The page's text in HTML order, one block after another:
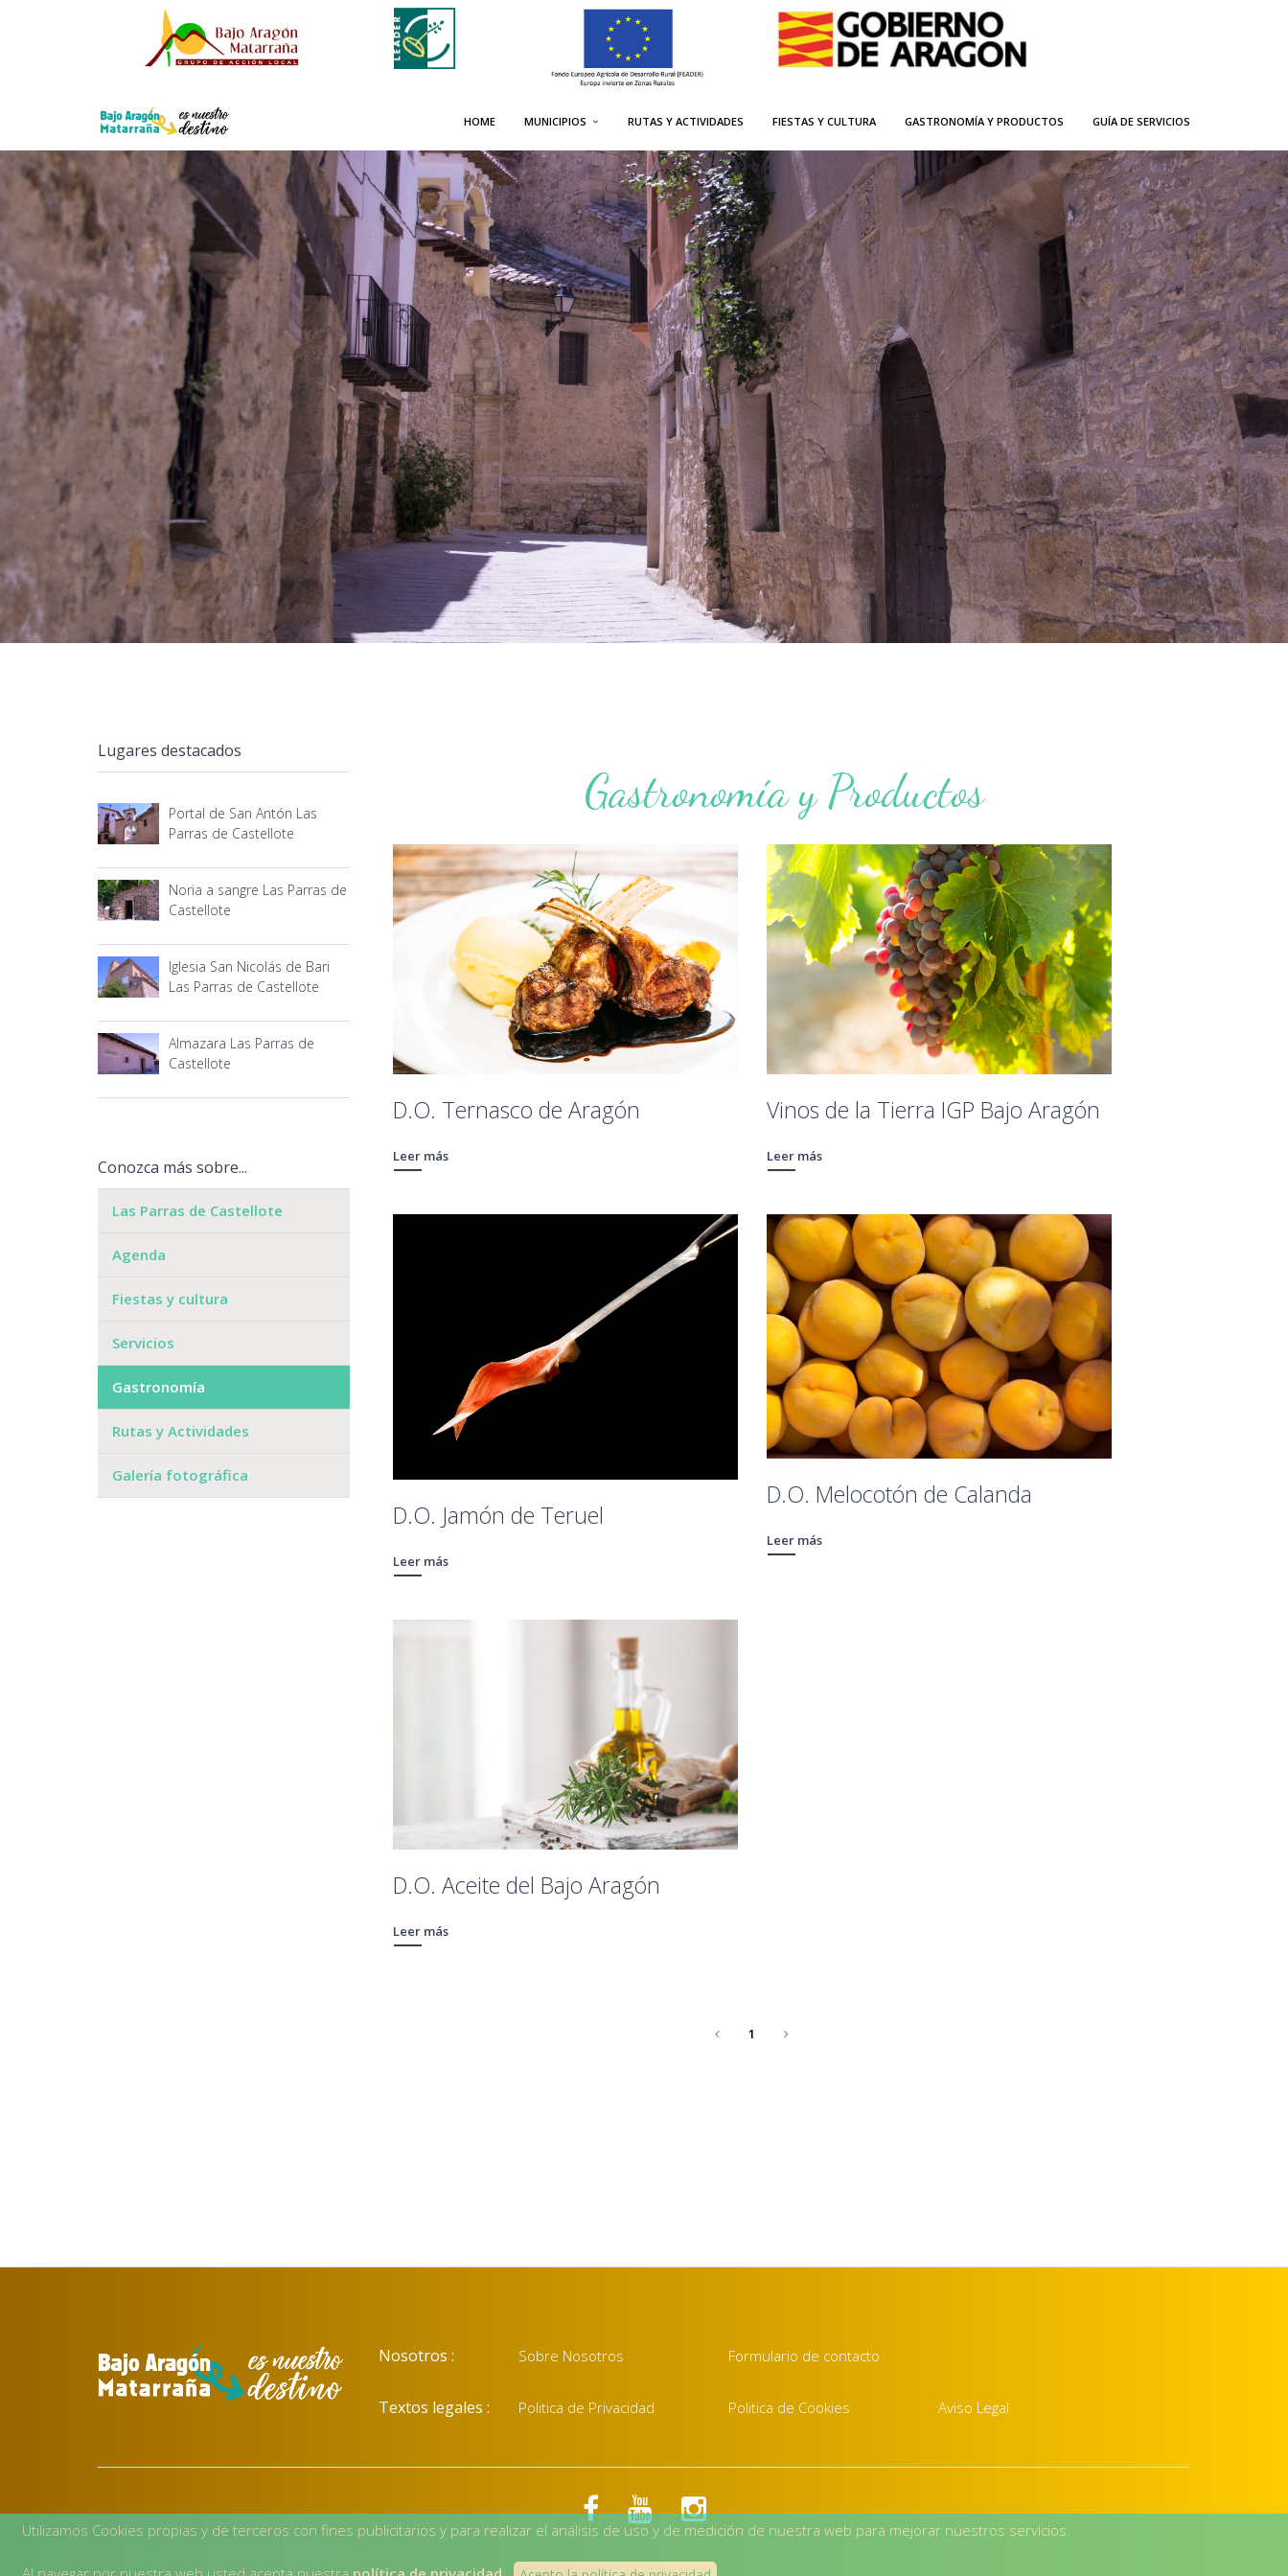
Utilizamos Cookies propias y de terceros con fines publicitarios y para realizar el análisis de uso y de medición de nuestra web para mejorar nuestros servicios.
HOME MUNICIPIOS RUTAS Y ACTIVIDADES FIESTAS Y CULTURA GASTRONOMÍA Y PRODUCTOS GUÍA DE SERVICIOS
Lugares destacados
Portal de San Antón Las
Parras de Castellote
Noria a sangre Las Parras de
Castellote
Iglesia San Nicolás de Bari
Las Parras de Castellote
Almazara Las Parras de
Castellote
Conozca más sobre...
Las Parras de Castellote
Agenda
Fiestas y cultura
Servicios
Gastronomía
Rutas y Actividades
Galería fotográfica
Gastronomía y Productos
D.O. Ternasco de Aragón
Leer más
Vinos de la Tierra IGP Bajo Aragón
Leer más
D.O. Jamón de Teruel
Leer más
D.O. Melocotón de Calanda
Leer más
D.O. Aceite del Bajo Aragón
Leer más
1
Nosotros : Sobre Nosotros Formulario de contacto
Textos legales : Politica de Privacidad Politica de Cookies Aviso Legal